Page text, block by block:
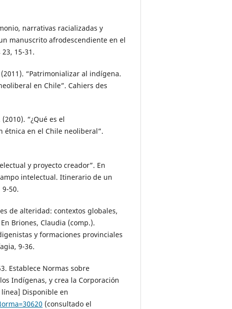
narrativas racializadas y
manuscrito afrodescendiente en el
15-31.
“Patrimonializar al indígena.
en Chile”. Cahiers des
“¿Qué es el
étnica en el Chile neoliberal”.
y proyecto creador”. En
intelectual. Itinerario de un
50.
de alteridad: contextos globales,
Briones, Claudia (comp.).
y formaciones provinciales
9-36.
Establece Normas sobre
Indígenas, y crea la Corporación
Disponible en
(consultado el